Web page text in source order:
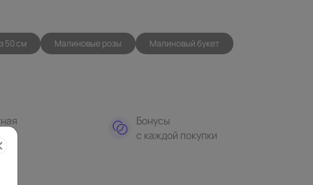
50 см Малиновые розы
Малиновый букет
Бонусы
с каждой покупки